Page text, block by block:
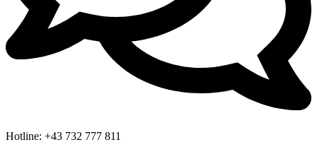
Hotline: +43 732 777 811